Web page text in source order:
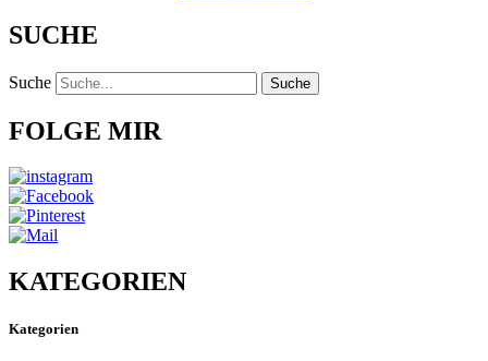
SUCHE
Suche Suche
FOLGE MIR
KATEGORIEN
Kategorien